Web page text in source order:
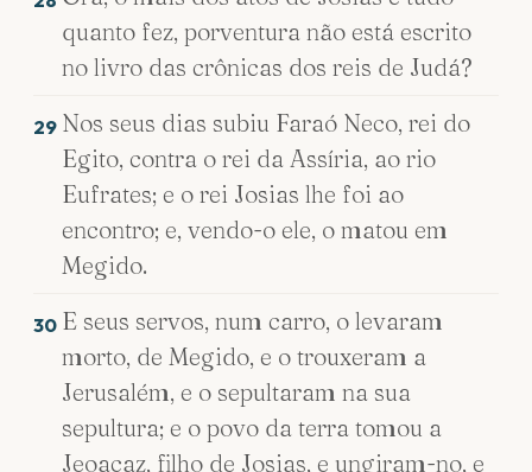
quanto fez, porventura não está escrito
no livro das crônicas dos reis de Judá?
29 Nos seus dias subiu Faraó Neco, rei do
Egito, contra o rei da Assíria, ao rio
Eufrates; e o rei Josias lhe foi ao
encontro; e, vendo-o ele, o matou em
Megido.
30 E seus servos, num carro, o levaram
morto, de Megido, e o trouxeram a
Jerusalém, e o sepultaram na sua
sepultura; e o povo da terra tomou a
Jeoacaz, filho de Josias, e ungiram-no, e